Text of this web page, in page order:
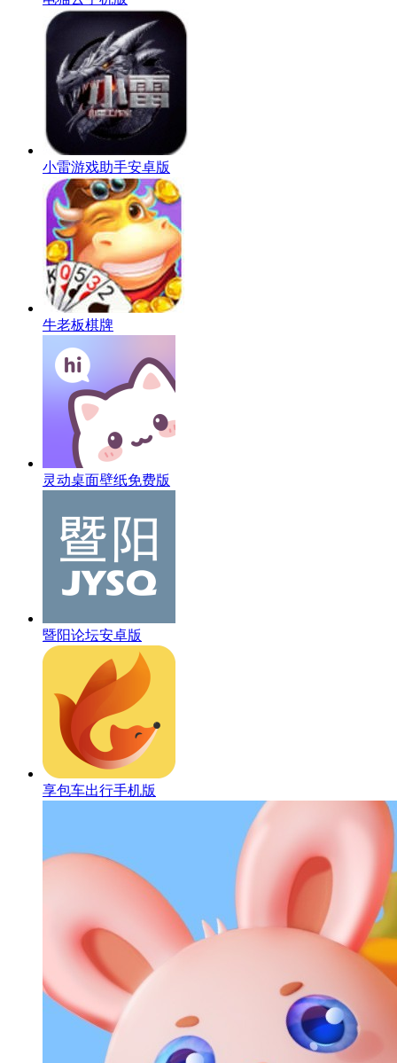
小雷游戏助手安卓版
牛老板棋牌
灵动桌面壁纸免费版
暨阳论坛安卓版
享包车出行手机版